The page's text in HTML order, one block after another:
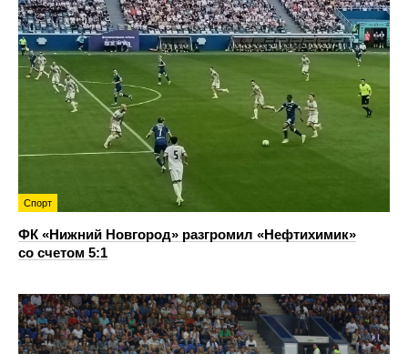
Спорт
ФК «Нижний Новгород» разгромил «Нефтихимик»
со счетом 5:1